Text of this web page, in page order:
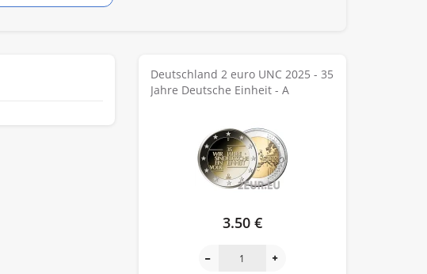
Deutschland 2 euro UNC 2025 - 35
Jahre Deutsche Einheit - A
3.50 €